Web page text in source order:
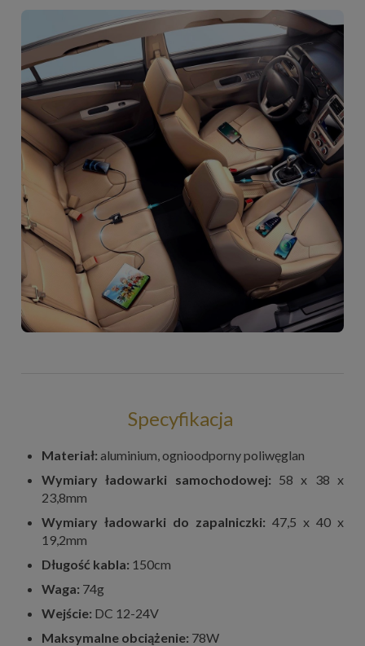
Specyfikacja
Materiał: aluminium, ognioodporny poliwęglan
Wymiary ładowarki samochodowej: 58 x 38 x
23,8mm
Wymiary ładowarki do zapalniczki: 47,5 x 40 x
19,2mm
Długość kabla: 150cm
Waga: 74g
Wejście: DC 12-24V
Maksymalne obciążenie: 78W